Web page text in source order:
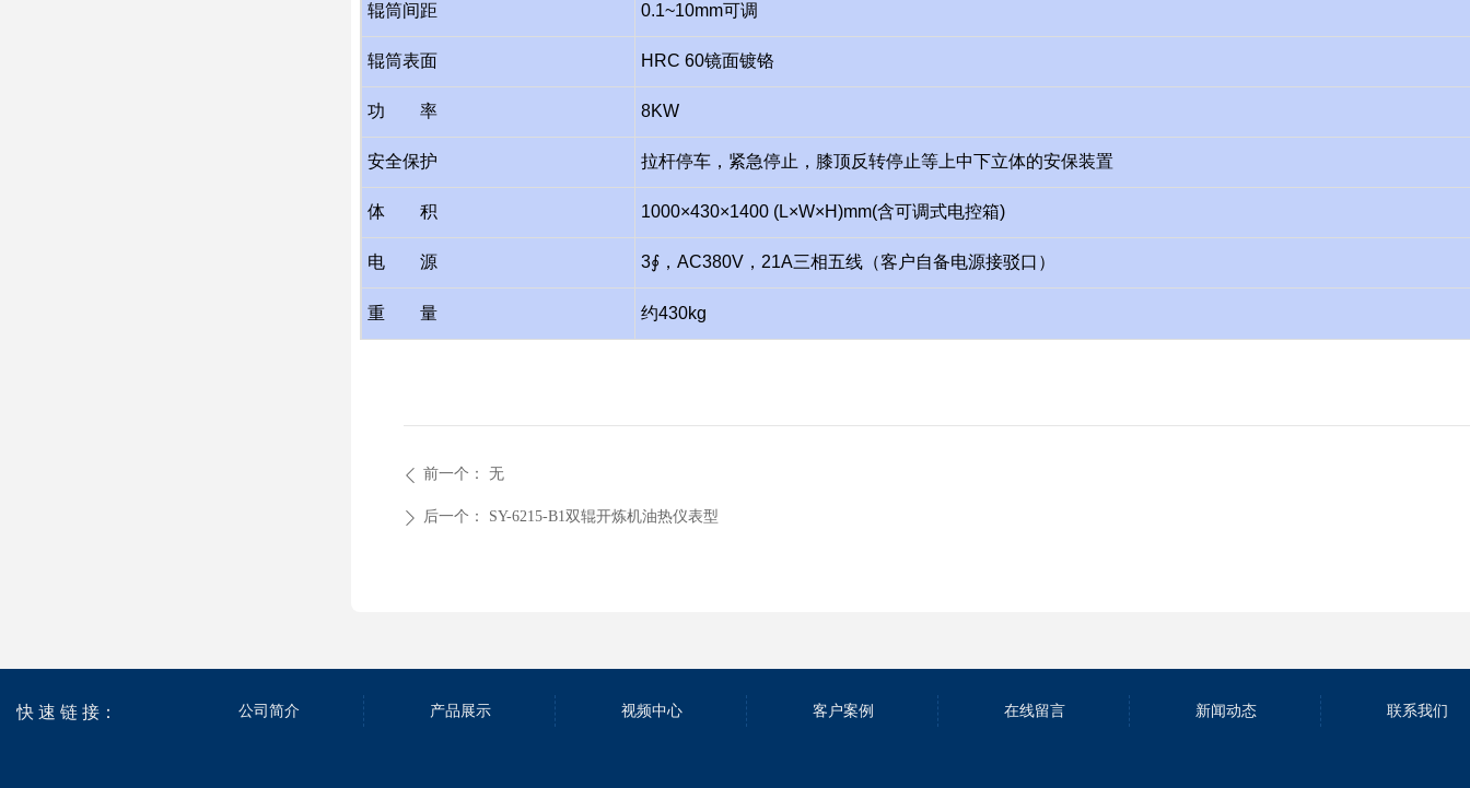
辊筒间距 0.1~10mm可调
辊筒表面 HRC 60镜面镀铬
功 率 8KW
安全保护 拉杆停车， 紧急停止， 膝顶反转停止等 上中下立体的安保装置
体 积 1000×430×1400 (L×W×H)mm(含可调式电控箱)
电 源 3∮，AC380V，21A三相五线（客户自备电源接驳口）
重 量 约430kg
ꄴ 前一个： 无
ꄲ 后一个： SY-6215-B1双辊开炼机油热仪表型
快 速 链 接： 公司简介 产品展示 视频中心 客户案例 在线留言 新闻动态 联系我们